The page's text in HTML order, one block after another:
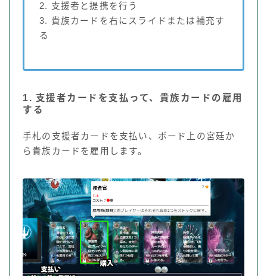
2. 支援者と提携を行う
3. 貴族カードを右にスライドまたは補充す
る
1. 支援者カードを支払って、貴族カードの雇用
する
手札の支援者カードを支払い、ボード上の宮廷か
ら貴族カードを雇用します。